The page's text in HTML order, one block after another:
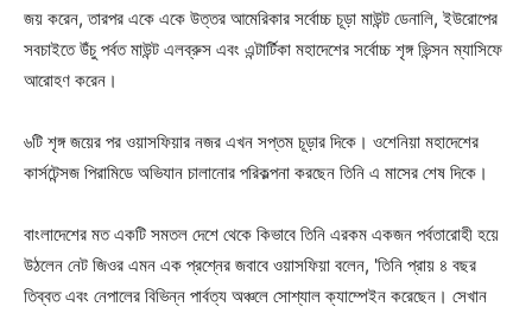
জয় করেন, তারপর একে একে উত্তর আমেরিকার সর্বোচ্চ চূড়া মাউন্ট ডেনালি, ইউরোপের
সবচাইতে উঁচু পর্বত মাউন্ট এলব্রুস এবং এন্টার্টিকা মহাদেশের সর্বোচ্চ শৃঙ্গ ভিন্সন ম্যাসিফে
আরোহণ করেন।
৬টি শৃঙ্গ জয়ের পর ওয়াসফিয়ার নজর এখন সপ্তম চূড়ার দিকে। ওশেনিয়া মহাদেশের
কার্সটেন্সজ পিরামিডে অভিযান চালানোর পরিকল্পনা করছেন তিনি এ মাসের শেষ দিকে।
বাংলাদেশের মত একটি সমতল দেশে থেকে কিভাবে তিনি এরকম একজন পর্বতারোহী হয়ে
উঠলেন নেট জিওর এমন এক প্রশ্নের জবাবে ওয়াসফিয়া বলেন, 'তিনি প্রায় ৪ বছর
তিব্বত এবং নেপালের বিভিন্ন পার্বত্য অঞ্চলে সোশ্যাল ক্যাম্পেইন করেছেন। সেখান